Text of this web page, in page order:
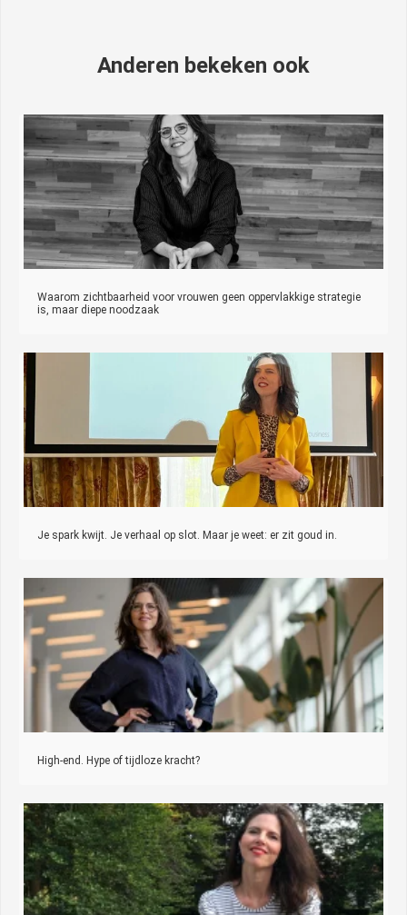
Anderen bekeken ook
Waarom zichtbaarheid voor vrouwen geen oppervlakkige strategie
is, maar diepe noodzaak
Je spark kwijt. Je verhaal op slot. Maar je weet: er zit goud in.
High-end. Hype of tijdloze kracht?